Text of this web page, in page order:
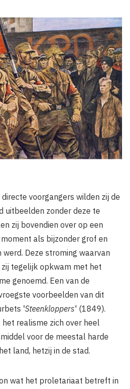
voorgangers wilden zij de
uitbeelden zonder deze te
zij bovendien over op een
als bijzonder grof en
Deze stroming waarvan
tegelijk opkwam met het
genoemd. Een van de
voorbeelden van dit
'Steenkloppers' (1849).
realisme zich over heel
voor de meestal harde
land, hetzij in de stad.
wat het proletariaat betreft in